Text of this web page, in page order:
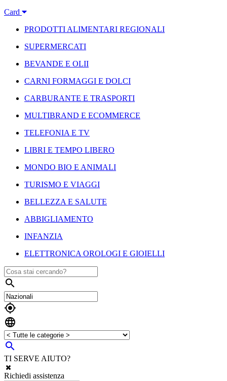
Card
PRODOTTI ALIMENTARI REGIONALI
SUPERMERCATI
BEVANDE E OLII
CARNI FORMAGGI E DOLCI
CARBURANTE E TRASPORTI
MULTIBRAND E ECOMMERCE
TELEFONIA E TV
LIBRI E TEMPO LIBERO
MONDO BIO E ANIMALI
TURISMO E VIAGGI
BELLEZZA E SALUTE
ABBIGLIAMENTO
INFANZIA
ELETTRONICA OROLOGI E GIOIELLI




TI SERVE AIUTO?
Richiedi assistenza